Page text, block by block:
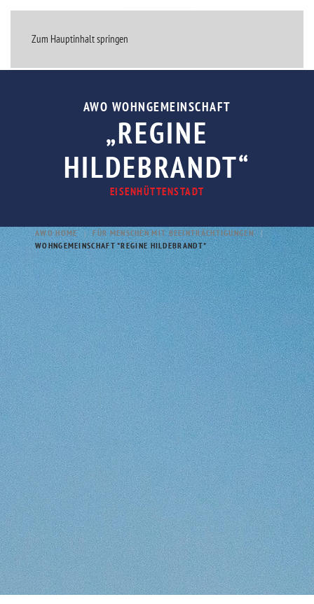
Zum Hauptinhalt springen
MENÜ
AWO WOHNGEMEINSCHAFT
„REGINE
HILDEBRANDT“
EISENHÜTTENSTADT
AWO HOME
FÜR MENSCHEN MIT BEEINTRÄCHTIGUNGEN
WOHNGEMEINSCHAFT "REGINE HILDEBRANDT"